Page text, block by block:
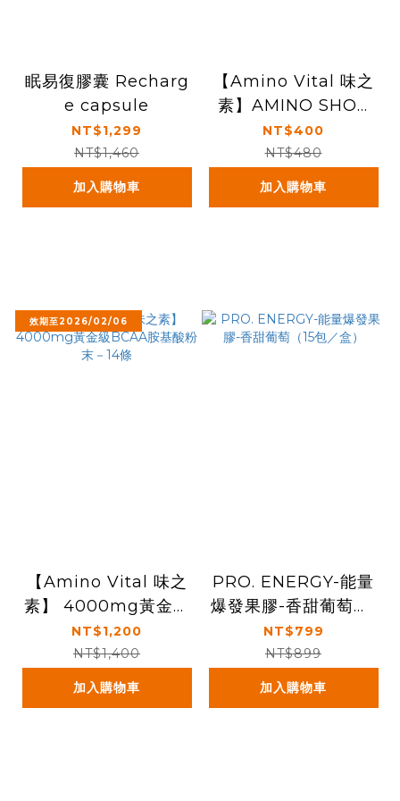
眠易復膠囊 Recharg
e capsule
NT$1,299
NT$1,460
加入購物車
【Amino Vital 味之
素】AMINO SHOT
胺基酸能量飲45g－4
包入
NT$400
NT$480
加入購物車
效期至2026/02/06
【Amino Vital 味之
素】 4000mg黃金級
BCAA胺基酸粉末－14
條
NT$1,200
NT$1,400
加入購物車
PRO. ENERGY-能量
爆發果膠-香甜葡萄（1
5包／盒）
NT$799
NT$899
加入購物車